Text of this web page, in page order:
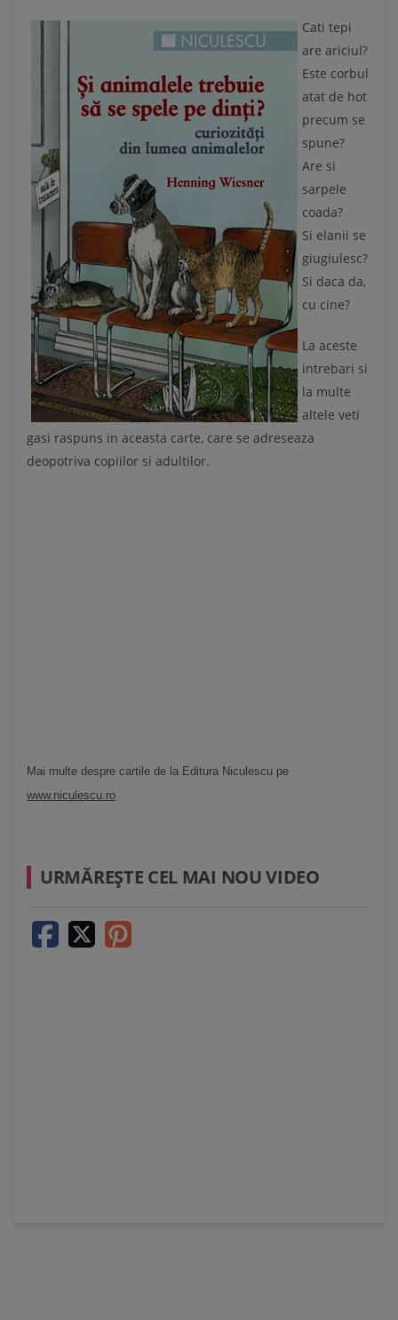
Cati tepi
are ariciul?
Este corbul
atat de hot
precum se
spune?
Are si
sarpele
coada?
Si elanii se
giugiulesc?
Si daca da,
cu cine?
La aceste
intrebari si
la multe
altele veti
gasi raspuns in aceasta carte, care se adreseaza
deopotriva copiilor si adultilor.
Mai multe despre cartile de la Editura Niculescu pe
www.niculescu.ro
URMĂREŞTE CEL MAI NOU VIDEO